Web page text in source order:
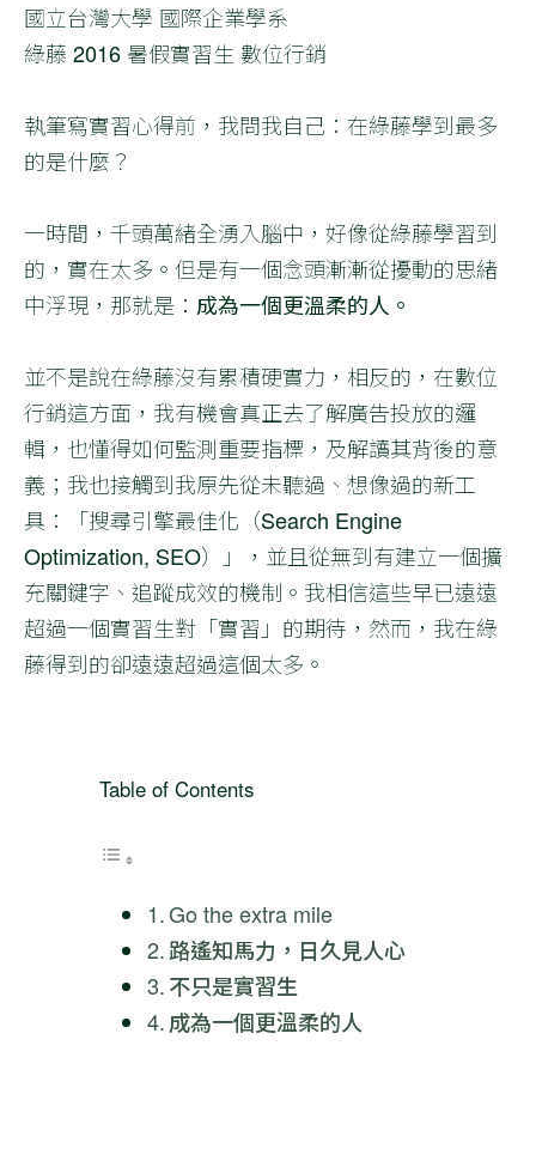
國立台灣大學 國際企業學系
綠藤 2016 暑假實習生 數位行銷
執筆寫實習心得前，我問我自己：在綠藤學到最多
的是什麼？
一時間，千頭萬緒全湧入腦中，好像從綠藤學習到
的，實在太多。但是有一個念頭漸漸從擾動的思緒
中浮現，那就是： 成為一個更溫柔的人。
並不是說在綠藤沒有累積硬實力，相反的，在數位
行銷這方面，我有機會真正去了解廣告投放的邏
輯，也懂得如何監測重要指標，及解讀其背後的意
義；我也接觸到我原先從未聽過、想像過的新工
具：「搜尋引擎最佳化（Search Engine
Optimization, SEO）」，並且從無到有建立一個擴
充關鍵字、追蹤成效的機制。我相信這些早已遠遠
超過一個實習生對「實習」的期待，然而，我在綠
藤得到的卻遠遠超過這個太多。
Table of Contents
Go the extra mile
路遙知馬力，日久見人心
不只是實習生
成為一個更溫柔的人